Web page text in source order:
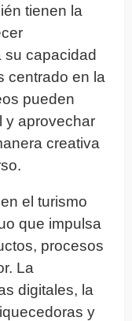
tienen la
capacidad
centrado en la
pueden
y aprovechar
creativa
el turismo
que impulsa
procesos
La
digitales, la
y